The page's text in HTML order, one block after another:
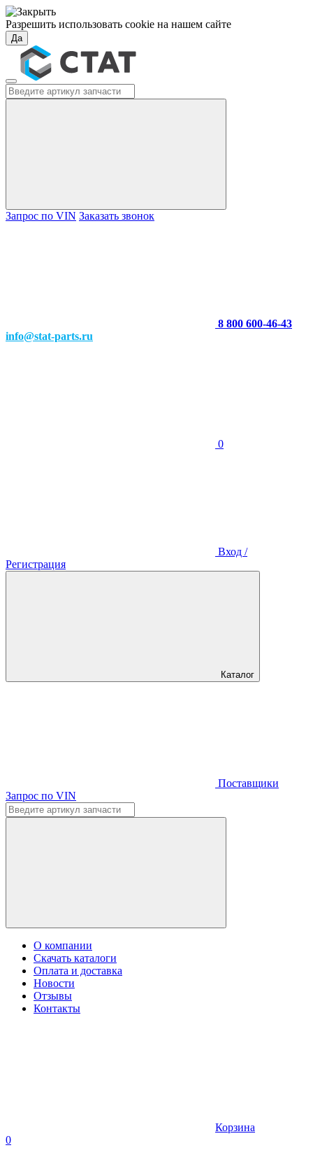
Разрешить использовать cookie на нашем сайте
Да
Запрос по VIN Заказать звонок
8 800 600-46-43
info@stat-parts.ru
0
Вход /
Регистрация
Каталог
Поставщики
Запрос по VIN
О компании
Скачать каталоги
Оплата и доставка
Новости
Отзывы
Контакты
Корзина
0